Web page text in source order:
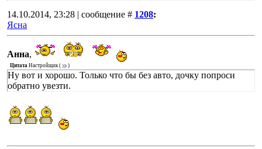
14.10.2014, 23:28 | сообщение # 1208:
Ясна
Анна,
Цитата Настройщик( )
Ну вот и хорошо. Только что бы без авто, дочку попроси
обратно увезти.